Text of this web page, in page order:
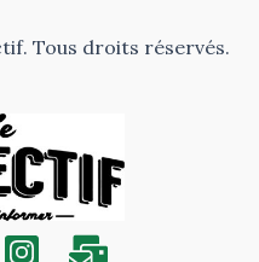
Tous droits réservés.